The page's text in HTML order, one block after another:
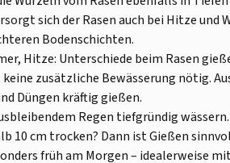
sich der Rasen auch bei Hitze und
Bodenschichten.
Hitze: Unterschiede beim Rasen
zusätzliche Bewässerung nötig.
Düngen kräftig gießen.
Regen tiefgründig
10 cm trocken? Dann ist Gießen
früh am Morgen – idealerweise